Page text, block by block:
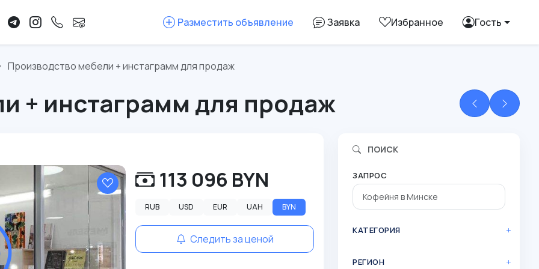
Разместить объявление Заявка Избранное Гость
Производство мебели + инстаграмм для продаж
+ инстаграмм для продаж
ЗАПРОС
КАТЕГОРИЯ
РЕГИОН
ПОИСК
113 096 BYN
RUB USD EUR UAH BYN
Следить за ценой